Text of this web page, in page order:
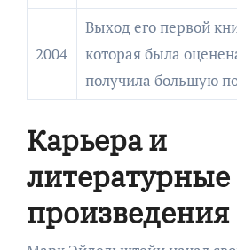
2004
Выход его первой
которая была
получила большую
Карьера и
литературные
произведения